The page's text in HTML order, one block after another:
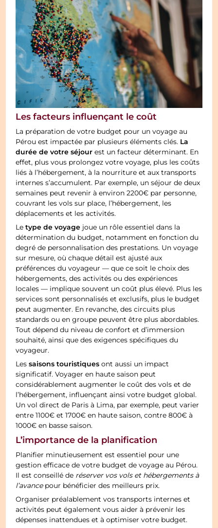
Les facteurs influençant le coût
La préparation de votre budget pour un voyage au
Pérou est impactée par plusieurs éléments clés. La
durée de votre séjour est un facteur déterminant. En
effet, plus vous prolongez votre voyage, plus les coûts
liés à l’hébergement, à la nourriture et aux transports
internes s’accumulent. Par exemple, un séjour de deux
semaines peut revenir à environ 2200€ par personne,
couvrant les vols sur place, l’hébergement, les
déplacements et les activités.
Letype de voyagejoue un rôle essentiel dans la
détermination du budget, notamment en fonction du
degré de personnalisation des prestations. Un voyage
sur mesure, où chaque détail est ajusté aux
préférences du voyageur — que ce soit le choix des
hébergements, des activités ou des expériences
locales — implique souvent un coût plus élevé. Plus les
services sont personnalisés et exclusifs, plus le budget
peut augmenter. En revanche, des circuits plus
standards ou en groupe peuvent être plus abordables.
Tout dépend du niveau de confort et d’immersion
souhaité, ainsi que des exigences spécifiques du
voyageur.
Lessaisons touristiques ont aussi un impact
significatif. Voyager en haute saison peut
considérablement augmenter le coût des vols et de
l’hébergement, influençant ainsi votre budget global.
Un vol direct de Paris à Lima, par exemple, peut varier
entre 1100€ et 1700€ en haute saison, contre 800€ à
1000€ en basse saison.
L’importance de la planification
Planifier minutieusement est essentiel pour une
gestion efficace de votre budget de voyage au Pérou.
Il est conseillé de réserver vos vols et hébergements à
l’avancepour bénéficier des meilleurs prix.
Organiser préalablement vos transports internes et
activités peut également vous aider à prévenir les
dépenses inattendues et à optimiser votre budget.